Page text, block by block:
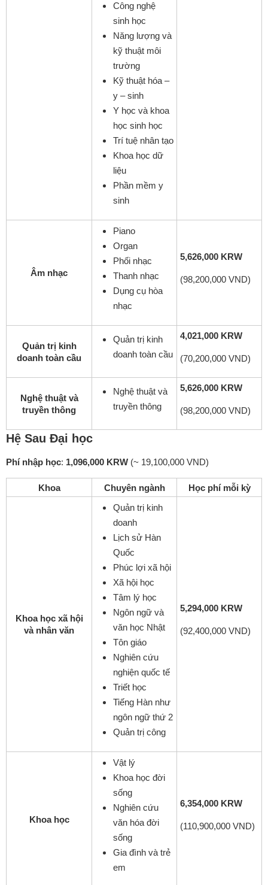
Công nghệ
sinh học
Năng lượng và
kỹ thuật môi
trường
Kỹ thuật hóa –
y – sinh
Y học và khoa
học sinh học
Trí tuệ nhân tạo
Khoa học dữ
liệu
Phần mềm y
sinh
Âm nhạc
Piano
Organ
Phối nhạc
Thanh nhạc
Dụng cụ hòa
nhạc
5,626,000 KRW
(98,200,000 VND)
Quản trị kinh
doanh toàn cầu
Quản trị kinh
doanh toàn cầu
4,021,000 KRW
(70,200,000 VND)
Nghệ thuật và
truyền thông
Nghệ thuật và
truyền thông
5,626,000 KRW
(98,200,000 VND)
Hệ Sau Đại học
Phí nhập học: 1,096,000 KRW (~ 19,100,000 VND)
Khoa Chuyên ngành Học phí mỗi kỳ
Khoa học xã hội
và nhân văn
Quản trị kinh
doanh
Lịch sử Hàn
Quốc
Phúc lợi xã hội
Xã hội học
Tâm lý học
Ngôn ngữ và
văn học Nhật
Tôn giáo
Nghiên cứu
nghiện quốc tế
Triết học
Tiếng Hàn như
ngôn ngữ thứ 2
Quản trị công
5,294,000 KRW
(92,400,000 VND)
Khoa học
Vật lý
Khoa học đời
sống
Nghiên cứu
văn hóa đời
sống
Gia đình và trẻ
em
6,354,000 KRW
(110,900,000 VND)